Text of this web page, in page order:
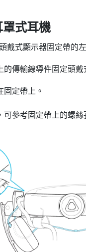
式耳機
戴式顯示器固定帶的左
的傳輸線導件固定頭戴
固定帶上。
可參考固定帶上的螺絲